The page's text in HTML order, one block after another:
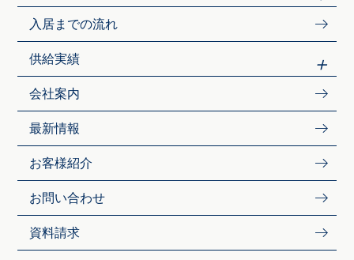
入居までの流れ
供給実績
会社案内
最新情報
お客様紹介
お問い合わせ
資料請求